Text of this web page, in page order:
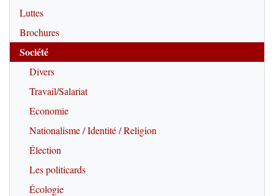
Luttes
Brochures
Société
Divers
Travail/Salariat
Economie
Nationalisme / Identité / Religion
Élection
Les politicards
Écologie